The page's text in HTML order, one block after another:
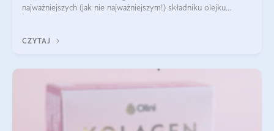
najważniejszych (jak nie najważniejszym!) składniku olejku
CZYTAJ